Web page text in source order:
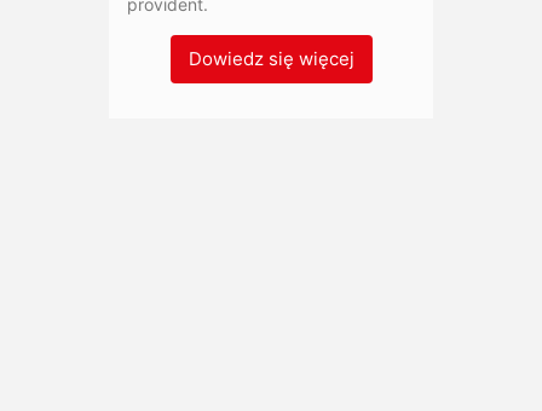
provident.
Dowiedz się więcej